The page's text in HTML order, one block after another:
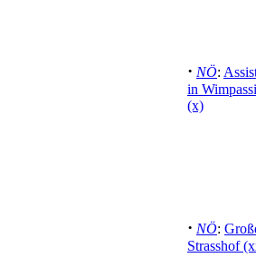
· NÖ:
in
(x)
· NÖ:
Strasshof